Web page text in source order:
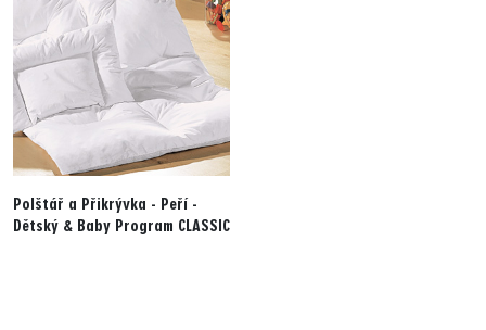
Polštář a Přikrývka - Peří -
Dětský & Baby Program CLASSIC